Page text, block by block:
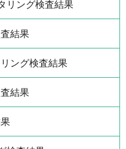
リング検査結果
結果
ング検査結果
結果